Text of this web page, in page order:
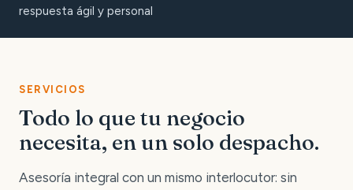
respuesta ágil y personal
SERVICIOS
Todo lo que tu negocio
necesita, en un solo despacho.
Asesoría integral con un mismo interlocutor: sin